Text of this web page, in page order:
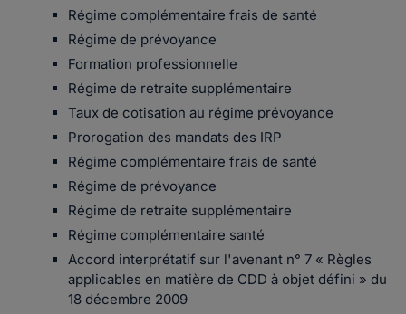
Régime complémentaire frais de santé
Régime de prévoyance
Formation professionnelle
Régime de retraite supplémentaire
Taux de cotisation au régime prévoyance
Prorogation des mandats des IRP
Régime complémentaire frais de santé
Régime de prévoyance
Régime de retraite supplémentaire
Régime complémentaire santé
Accord interprétatif sur l'avenant n° 7 « Règles
applicables en matière de CDD à objet défini » du
18 décembre 2009